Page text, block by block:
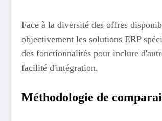
Face à la diversité des offres
objectivement les solutions ERP
des fonctionnalités pour inclure
facilité d'intégration.
Méthodologie de